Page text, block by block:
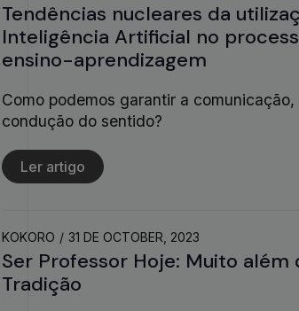
Tendências nucleares da
Inteligência Artificial no
ensino-aprendizagem
Como podemos garantir a comunicação,
condução do sentido?
Ler artigo
Ser Professor Hoje: Muito além
Tradição
KOKORO 31 DE OCTOBER, 2023